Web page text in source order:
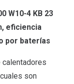
W10-4 KB 23
eficiencia
por baterías
calentadores
son